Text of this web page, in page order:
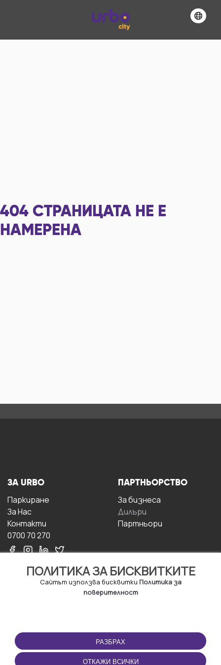
404 СТРАНИЦАТА НЕ Е
НАМЕРЕНА
ПОЛИТИКА ЗА БИСКВИТКИТЕ
Сайтът използва бисквитки Политика за
поверителност
РАЗБРАХ
ОТКАЖИ ВСИЧКИ
ЗА URBO
Паркиране
За Hас
Контакти
0700 70 270
ПАРТНЬОРСТВО
За бизнесa
Дилъри
Партньори
ПОЛЗВАНЕ
Правила и условия за
ползване
ПРИЛОЖЕНИЕТО